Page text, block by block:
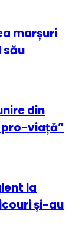
marșuri
din
pro-viață”
la
și-au